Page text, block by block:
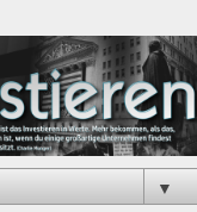
▼